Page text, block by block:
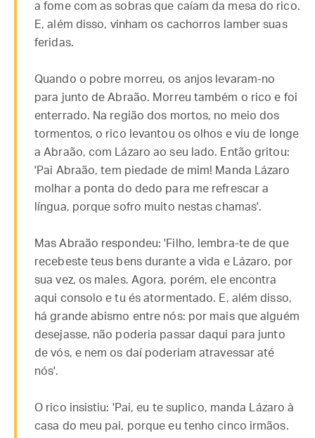
a fome com as sobras que caíam da mesa do rico.
E, além disso, vinham os cachorros lamber suas
feridas.
Quando o pobre morreu, os anjos levaram-no
para junto de Abraão. Morreu também o rico e foi
enterrado. Na região dos mortos, no meio dos
tormentos, o rico levantou os olhos e viu de longe
a Abraão, com Lázaro ao seu lado. Então gritou:
'Pai Abraão, tem piedade de mim! Manda Lázaro
molhar a ponta do dedo para me refrescar a
língua, porque sofro muito nestas chamas'.
Mas Abraão respondeu: 'Filho, lembra-te de que
recebeste teus bens durante a vida e Lázaro, por
sua vez, os males. Agora, porém, ele encontra
aqui consolo e tu és atormentado. E, além disso,
há grande abismo entre nós: por mais que alguém
desejasse, não poderia passar daqui para junto
de vós, e nem os daí poderiam atravessar até
nós'.
O rico insistiu: 'Pai, eu te suplico, manda Lázaro à
casa do meu pai, porque eu tenho cinco irmãos.